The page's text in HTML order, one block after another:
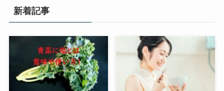
新着記事